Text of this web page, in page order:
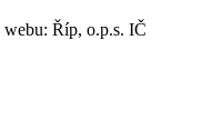
webu: Říp, o.p.s. IČ